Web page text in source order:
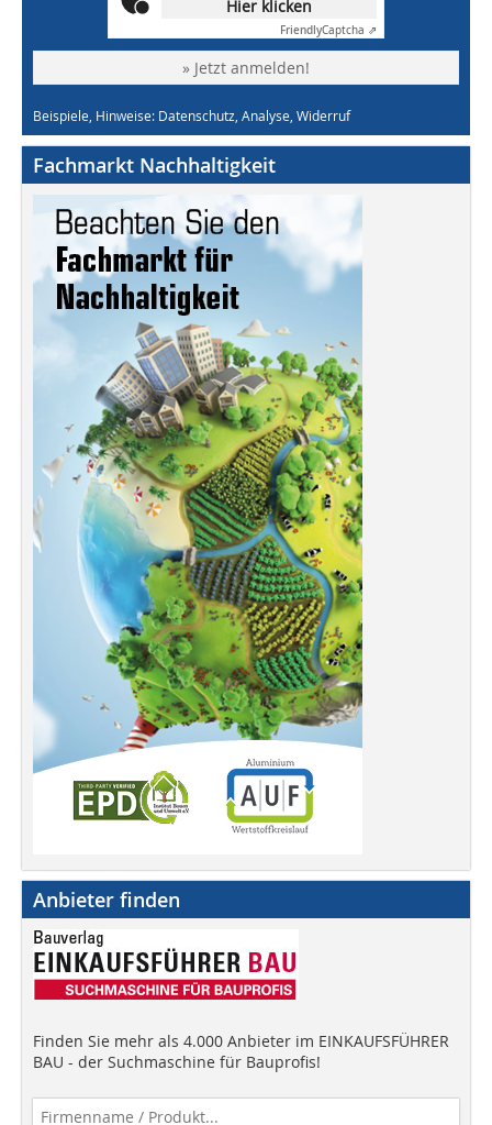
Hier klicken
FriendlyCaptcha ⇗
» Jetzt anmelden!
Beispiele, Hinweise: Datenschutz, Analyse, Widerruf
Fachmarkt Nachhaltigkeit
Anbieter finden
Finden Sie mehr als 4.000 Anbieter im EINKAUFSFÜHRER
BAU - der Suchmaschine für Bauprofis!